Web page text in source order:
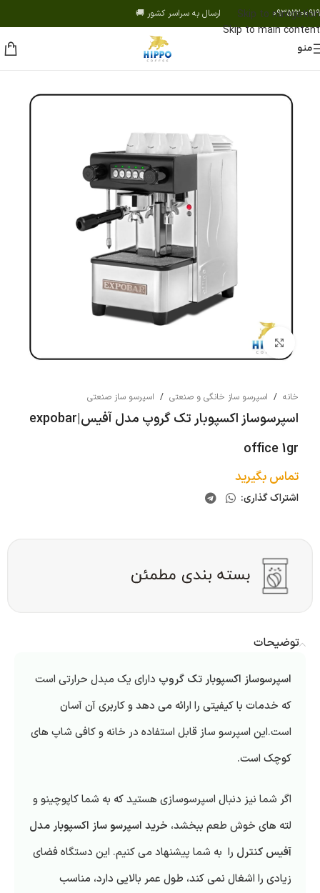
Skip to navigation
Skip to main content
09352200919 ارسال به سراسر کشور 🚚
منو
بزرگنمایی تصویر
خانه / اسپرسو ساز خانگی و صنعتی / اسپرسو ساز صنعتی
اسپرسوساز اکسپوبار تک گروپ مدل آفیس|expobar
office 1gr
تماس بگیرید
اشتراک گذاری:
توضیحات
اسپرسوساز اکسپوبار تک گروپ دارای یک مبدل حرارتی است
که خدمات با کیفیتی را ارائه می دهد و کاربری آن آسان
است.این اسپرسو ساز قابل استفاده در خانه و کافی شاپ های
کوچک است.
اگر شما نیز دنبال اسپرسوسازی هستید که به شما کاپوچینو و
لته های خوش طعم ببخشد، خرید اسپرسو ساز اکسپوبار مدل
آفیس کنترل را به شما پیشنهاد می کنیم. این دستگاه فضای
زیادی را اشغال نمی کند، طول عمر بالایی دارد، مناسب